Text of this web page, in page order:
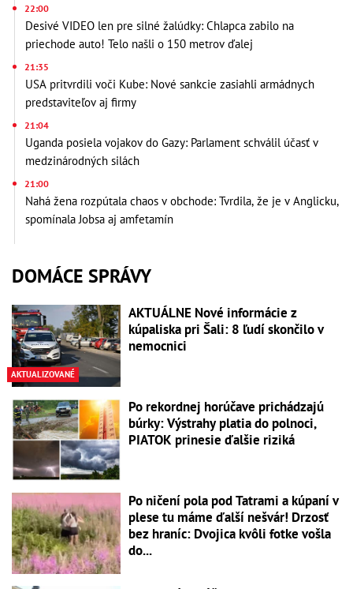
22:00
Desivé VIDEO len pre silné žalúdky: Chlapca zabilo na
priechode auto! Telo našli o 150 metrov ďalej
21:35
USA pritvrdili voči Kube: Nové sankcie zasiahli armádnych
predstaviteľov aj firmy
21:04
Uganda posiela vojakov do Gazy: Parlament schválil účasť v
medzinárodných silách
21:00
Nahá žena rozpútala chaos v obchode: Tvrdila, že je v Anglicku,
spomínala Jobsa aj amfetamín
DOMÁCE SPRÁVY
AKTUALIZOVANÉ
AKTUÁLNE Nové informácie z
kúpaliska pri Šali: 8 ľudí skončilo v
nemocnici
Po rekordnej horúčave prichádzajú
búrky: Výstrahy platia do polnoci,
PIATOK prinesie ďalšie riziká
Po ničení pola pod Tatrami a kúpaní v
plese tu máme ďalší nešvár! Drzosť
bez hraníc: Dvojica kvôli fotke vošla
do...